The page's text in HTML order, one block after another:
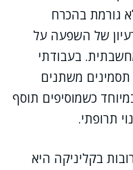
גורמת בהכרח
של השפעה על
בעבודתי
משתנים
כשמוסיפים תוסף
תרופתי.
בקליניקה היא